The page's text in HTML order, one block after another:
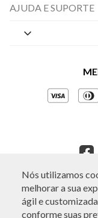
Nós utilizamos
melhorar a sua
ágil e
conforme suas
Nossas Lojas
Políticas de
Gestão de
Ética e
Seja um Revendedor
APP BO.BÔ
AJUDA E SUPORTE
Central de
Perguntas
Regulamentos e